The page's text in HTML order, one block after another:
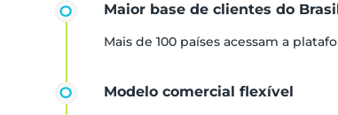
Maior base de clientes do
Mais de 100 países acessam a
Modelo comercial flexível